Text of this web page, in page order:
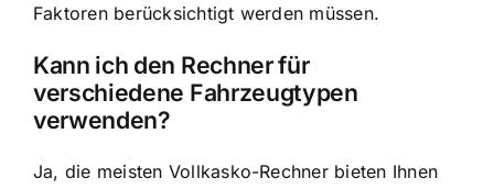
Faktoren berücksichtigt werden müssen.
Kann ich den Rechner für
verschiedene Fahrzeugtypen
verwenden?
Ja, die meisten Vollkasko-Rechner bieten Ihnen